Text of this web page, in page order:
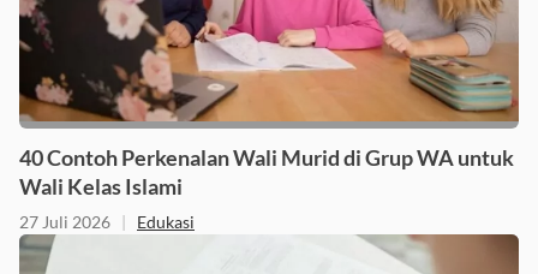
40 Contoh Perkenalan Wali Murid di Grup WA untuk
Wali Kelas Islami
27 Juli 2026 | Edukasi